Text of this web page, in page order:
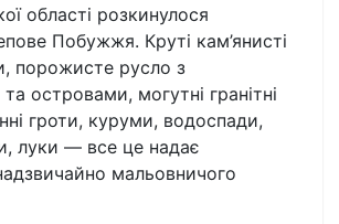
області розкинулося
Побужжя. Круті кам’янисті
порожисте русло з
островами, могутні гранітні
гроти, куруми, водоспади,
луки — все це надає
мальовничого